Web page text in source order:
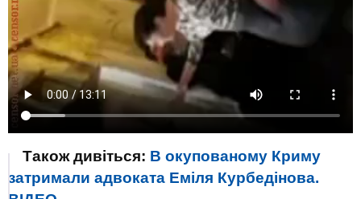
Також дивіться: В окупованому Криму
затримали адвоката Еміля Курбедінова.